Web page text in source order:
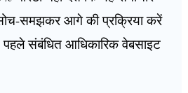
समझकर आगे की प्रक्रिया करें
संबंधित आधिकारिक वेबसाइट